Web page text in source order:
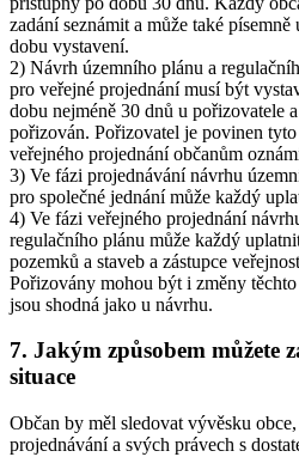
zadání seznámit a může také
dobu vystavení.
2) Návrh územního plánu a
pro veřejné projednání musí být
dobu nejméně 30 dnů u pořizovatele
pořizován. Pořizovatel je povinen
veřejného projednání občanům
3) Ve fázi projednávání návrhu
pro společné jednání může každý
4) Ve fázi veřejného projednání
regulačního plánu může každý
pozemků a staveb a zástupce
Pořizovány mohou být i změny
jsou shodná jako u návrhu.
7. Jakým způsobem můžete
situace
Občan by měl sledovat vývěsku
projednávání a svých právech s